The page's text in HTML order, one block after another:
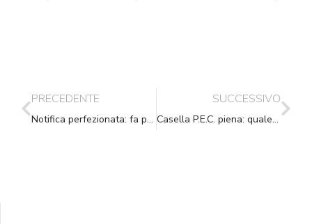
PRECEDENTE
Notifica perfezionata: fa prova la schermata sul sito di Poste
SUCCESSIVO
Casella P.E.C. piena: quale esito per la notifica?